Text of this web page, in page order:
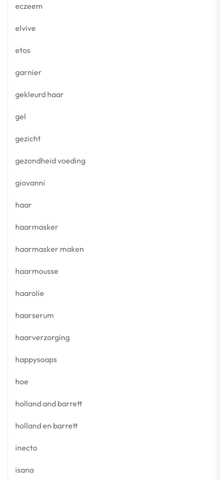
eczeem
elvive
etos
garnier
gekleurd haar
gel
gezicht
gezondheid voeding
giovanni
haar
haarmasker
haarmasker maken
haarmousse
haarolie
haarserum
haarverzorging
happysoaps
hoe
holland and barrett
holland en barrett
inecto
isana